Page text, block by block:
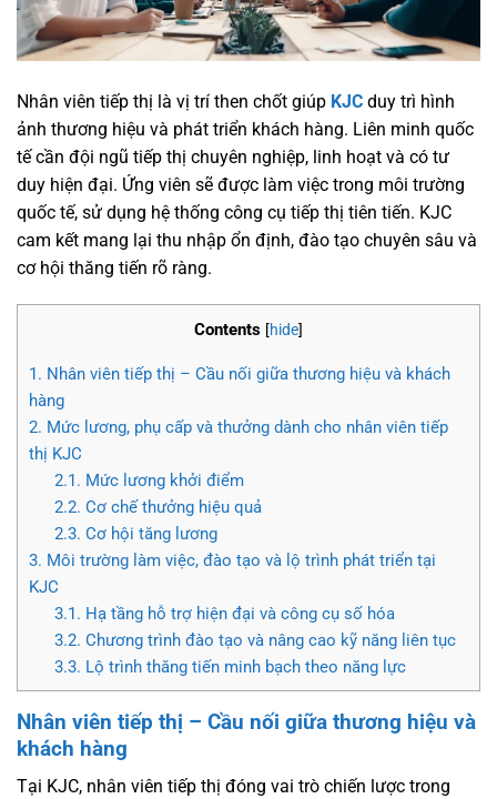
Nhân viên tiếp thị là vị trí then chốt giúp KJC duy trì hình
ảnh thương hiệu và phát triển khách hàng. Liên minh quốc
tế cần đội ngũ tiếp thị chuyên nghiệp, linh hoạt và có tư
duy hiện đại. Ứng viên sẽ được làm việc trong môi trường
quốc tế, sử dụng hệ thống công cụ tiếp thị tiên tiến. KJC
cam kết mang lại thu nhập ổn định, đào tạo chuyên sâu và
cơ hội thăng tiến rõ ràng.
Contents [hide]
1. Nhân viên tiếp thị – Cầu nối giữa thương hiệu và khách
hàng
2. Mức lương, phụ cấp và thưởng dành cho nhân viên tiếp
thị KJC
2.1. Mức lương khởi điểm
2.2. Cơ chế thưởng hiệu quả
2.3. Cơ hội tăng lương
3. Môi trường làm việc, đào tạo và lộ trình phát triển tại
KJC
3.1. Hạ tầng hỗ trợ hiện đại và công cụ số hóa
3.2. Chương trình đào tạo và nâng cao kỹ năng liên tục
3.3. Lộ trình thăng tiến minh bạch theo năng lực
Nhân viên tiếp thị – Cầu nối giữa thương hiệu và
khách hàng
Tại KJC, nhân viên tiếp thị đóng vai trò chiến lược trong